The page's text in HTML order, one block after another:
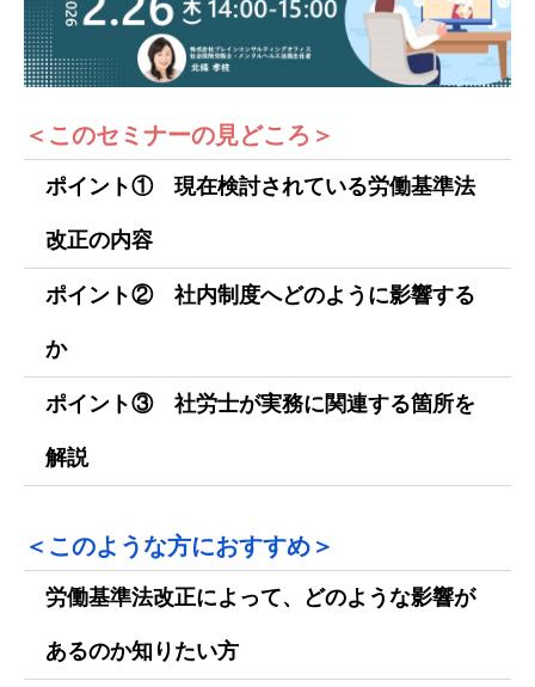
＜このセミナーの見どころ＞
ポイント① 現在検討されている労働基準法
改正の内容
ポイント② 社内制度へどのように影響する
か
ポイント③ 社労士が実務に関連する箇所を
解説
＜このような方におすすめ＞
労働基準法改正によって、どのような影響が
あるのか知りたい方